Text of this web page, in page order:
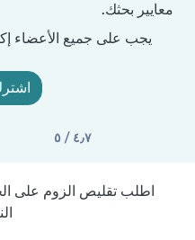
معايير بحثك.
يجب على جميع الأعضاء
٤٫٧ / ٥
اطلب تقليص الزوم على